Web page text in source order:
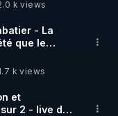
méditation et
code
k views
- La
que le
& l'ARNm-aa
t-il ?
k views
et
2 - live du